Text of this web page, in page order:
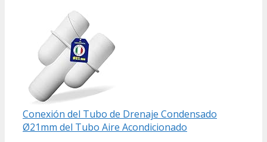
Conexión del Tubo de Drenaje Condensado
Ø21mm del Tubo Aire Acondicionado